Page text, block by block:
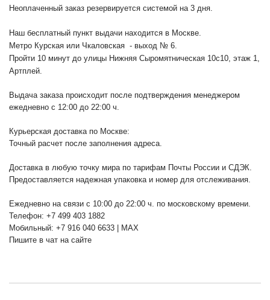
Неоплаченный заказ резервируется системой на 3 дня.
Наш бесплатный пункт выдачи находится в Москве.
Метро Курская или Чкаловская - выход № 6.
Пройти 10 минут до улицы Нижняя Сыромятническая 10с10, этаж 1,
Артплей.
Выдача заказа происходит после подтверждения менеджером
ежедневно с 12:00 до 22:00 ч.
Курьерская доставка по Москве:
Точный расчет после заполнения адреса.
Доставка в любую точку мира по тарифам Почты России и СДЭК.
Предоставляется надежная упаковка и номер для отслеживания.
Ежедневно на связи с 10:00 до 22:00 ч. по московскому времени.
Телефон: +7 499 403 1882
Мобильный: +7 916 040 6633 | MAX
Пишите в чат на сайте